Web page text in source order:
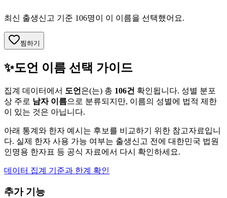
최신 출생신고 기준 106명이 이 이름을 선택했어요.
찜하기
✨도언 이름 선택 가이드
집계 데이터에서 도언 은(는) 총 106건 확인됩니다. 성별 분포
상 주로 남자이름으로 분류되지만, 이름의 성별에 법적 제한
이 있는 것은 아닙니다.
아래 통계와 한자 예시는 후보를 비교하기 위한 참고자료입니
다. 실제 한자 사용 가능 여부는 출생신고 전에 대한민국 법원
인명용 한자표 등 공식 자료에서 다시 확인하세요.
데이터 집계 기준과 한계 확인
추가 기능